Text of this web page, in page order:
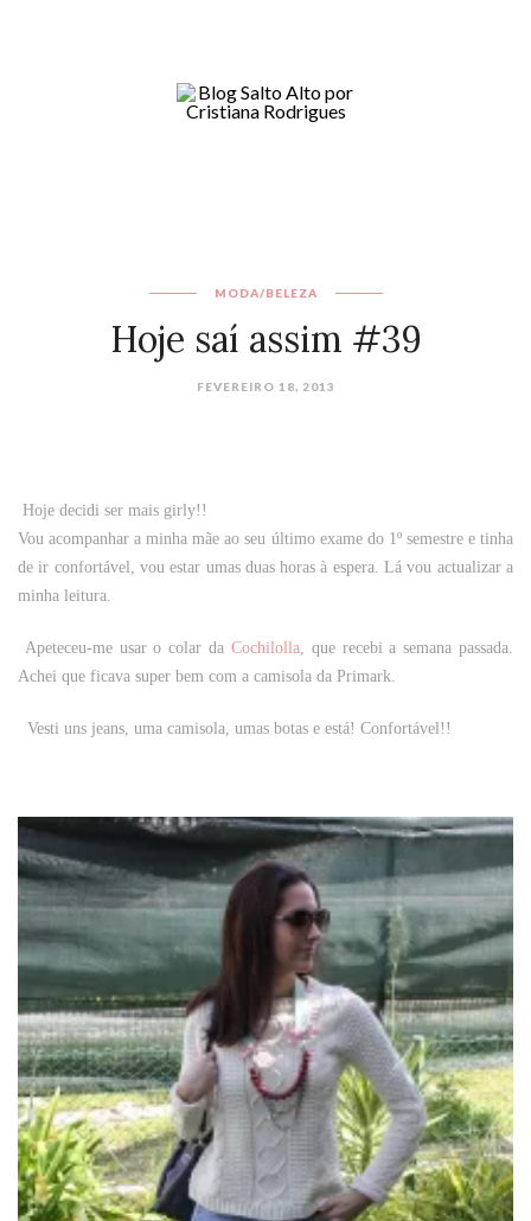
MODA/BELEZA
Hoje saí assim #39
FEVEREIRO 18, 2013
Hoje decidi ser mais girly!!
Vou acompanhar a minha mãe ao seu último exame do 1º semestre e tinha
de ir confortável, vou estar umas duas horas à espera. Lá vou actualizar a
minha leitura.
Apeteceu-me usar o colar da Cochilolla, que recebi a semana passada.
Achei que ficava super bem com a camisola da Primark.
Vesti uns jeans, uma camisola, umas botas e está! Confortável!!